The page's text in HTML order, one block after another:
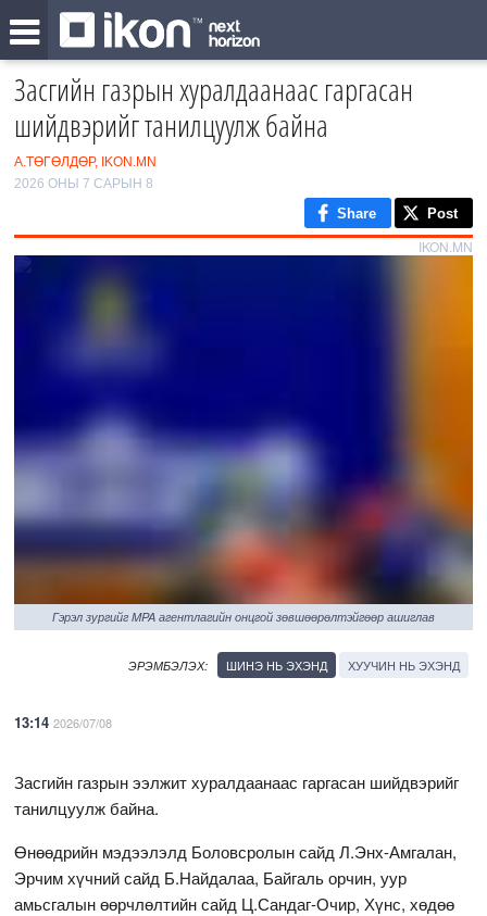
Засгийн газрын хуралдаанаас гаргасан
шийдвэрийг танилцуулж байна
А.ТӨГӨЛДӨР, IKON.MN
2026 ОНЫ 7 САРЫН 8
Share Post
IKON.MN
Гэрэл зургийг MPA агентлагийн онцгой зөвшөөрөлтэйгөөр ашиглав
ЭРЭМБЭЛЭХ: ШИНЭ НЬ ЭХЭНД ХУУЧИН НЬ ЭХЭНД
13:14 2026/07/08
Засгийн газрын ээлжит хуралдаанаас гаргасан шийдвэрийг
танилцуулж байна.
Өнөөдрийн мэдээлэлд Боловсролын сайд Л.Энх-Амгалан,
Эрчим хүчний сайд Б.Найдалаа, Байгаль орчин, уур
амьсгалын өөрчлөлтийн сайд Ц.Сандаг-Очир, Хүнс, хөдөө